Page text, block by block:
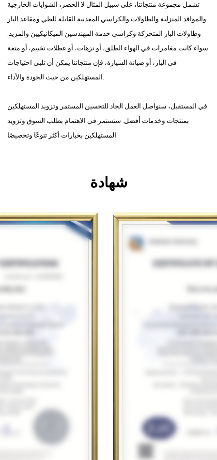
تشمل مجموعة منتجاتنا، على سبيل المثال لا الحصر، الشوايات الخارجية
والمواقد المنزلية والطاولات والكراسي المعدنية القابلة للطي ومقاعد البار
وطاولات البار المتحركة وكراسي خدمة المهندسين الميكانيكيين والمزيد.
سواء كانت مغامرات في الهواء الطلق، أو نزهات، أو عطلات تخييم، أو متعة
في البار، أو صيانة السيارة، فإن منتجاتنا يمكن أن تلبي احتياجات
في المستقبل، سنواصل العمل الجاد للتحسين المستمر وتزويد المستهلكين
بمنتجات وخدمات أفضل. سنستمر في الاهتمام بطلب السوق وتزويد
شهادة